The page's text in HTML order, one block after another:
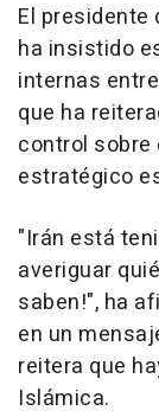
El presidente
ha insistido
internas
que ha
control sobre
estratégico
"Irán está
averiguar
saben!", ha
en un
reitera que
Islámica.